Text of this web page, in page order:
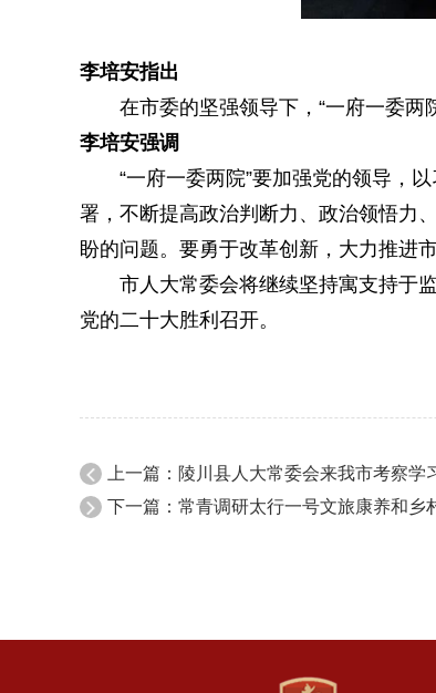
李培安指出
在市委的坚强领导下，“一府一委两
李培安强调
“一府一委两院”要加强党的领导，
署，不断提高政治判断力、政治领悟力
盼的问题。要勇于改革创新，大力推进
市人大常委会将继续坚持寓支持于
党的二十大胜利召开。
上一篇：陵川县人大常委会来我市考察学
下一篇：常青调研太行一号文旅康养和乡